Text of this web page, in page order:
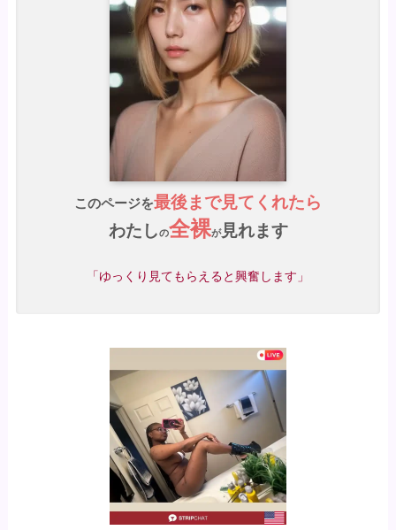
このページを最後まで見てくれたら
わたしの全裸が見れます
「ゆっくり見てもらえると興奮します」